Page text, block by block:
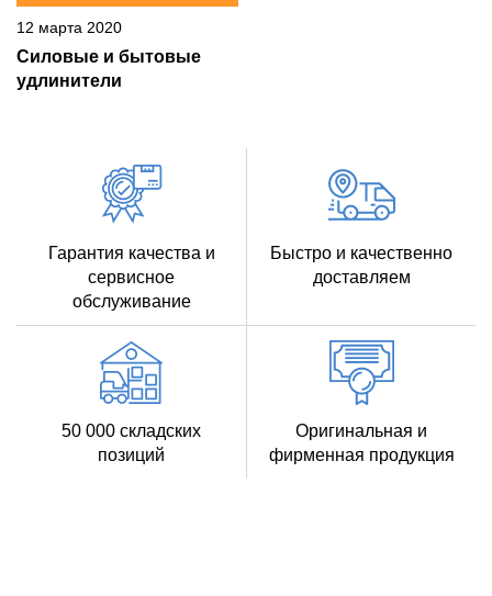
12 марта 2020
Силовые и бытовые
удлинители
Гарантия качества и
сервисное
обслуживание
Быстро и качественно
доставляем
50 000 складских
позиций
Оригинальная и
фирменная продукция